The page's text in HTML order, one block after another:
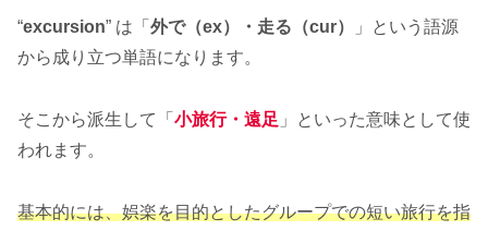
“excursion” は「 外で（ex）・走る（cur）
」という語源
から成り立つ単語になります。
そこから派生して「 小旅行・遠足 」といった意味として使
われます。
基本的には、娯楽を目的としたグループでの短い旅行を指